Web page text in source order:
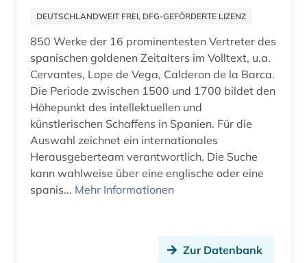
computerlinguistik (2)
computerwissenschaft (1)
corbusier (1)
cytologie (1)
darstellende kunst (1)
data science (1)
datentechnik (2)
DEUTSCHLANDWEIT FREI, DFG-GEFÖRDERTE LIZENZ
850 Werke der 16 prominentesten Vertreter des
spanischen goldenen Zeitalters im Volltext, u.a.
Cervantes, Lope de Vega, Calderon de la Barca.
Die Periode zwischen 1500 und 1700 bildet den
Höhepunkt des intellektuellen und
künstlerischen Schaffens in Spanien. Für die
Auswahl zeichnet ein internationales
Herausgeberteam verantwortlich. Die Suche
kann wahlweise über eine englische oder eine
spanis... Mehr Informationen
Zur Datenbank